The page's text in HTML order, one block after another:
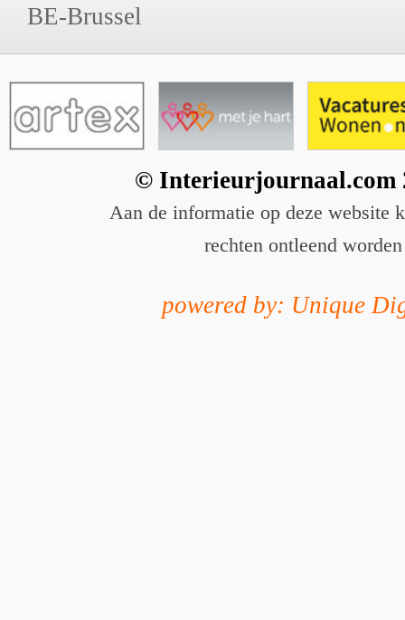
BE-Brussel
© Interieurjournaal.com
Aan de informatie op deze website
rechten ontleend worden
powered by: Unique